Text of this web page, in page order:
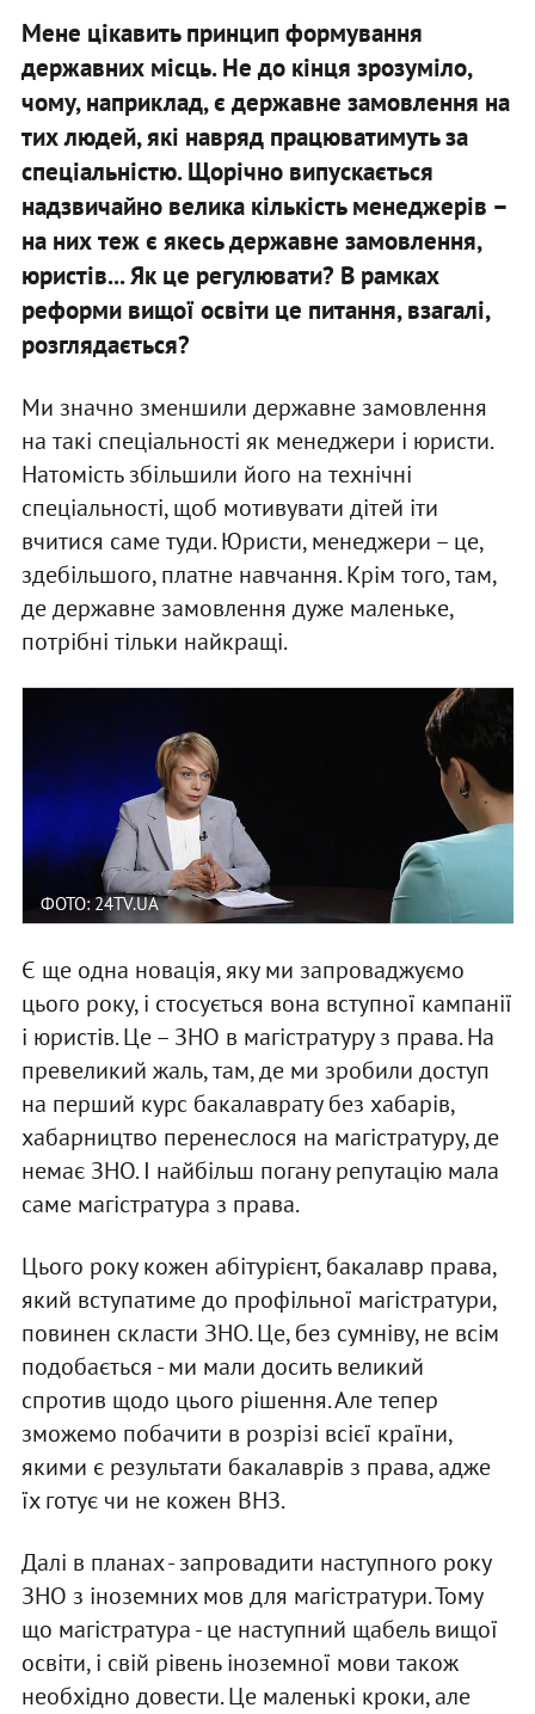
Мене цікавить принцип формування
державних місць. Не до кінця зрозуміло,
чому, наприклад, є державне замовлення на
тих людей, які навряд працюватимуть за
спеціальністю. Щорічно випускається
надзвичайно велика кількість менеджерів –
на них теж є якесь державне замовлення,
юристів... Як це регулювати? В рамках
реформи вищої освіти це питання, взагалі,
розглядається?
Ми значно зменшили державне замовлення
на такі спеціальності як менеджери і юристи.
Натомість збільшили його на технічні
спеціальності, щоб мотивувати дітей іти
вчитися саме туди. Юристи, менеджери – це,
здебільшого, платне навчання. Крім того, там,
де державне замовлення дуже маленьке,
потрібні тільки найкращі.
ФОТО: 24TV.UA
Є ще одна новація, яку ми запроваджуємо
цього року, і стосується вона вступної кампанії
і юристів. Це – ЗНО в магістратуру з права. На
превеликий жаль, там, де ми зробили доступ
на перший курс бакалаврату без хабарів,
хабарництво перенеслося на магістратуру, де
немає ЗНО. І найбільш погану репутацію мала
саме магістратура з права.
Цього року кожен абітурієнт, бакалавр права,
який вступатиме до профільної магістратури,
повинен скласти ЗНО. Це, без сумніву, не всім
подобається - ми мали досить великий
спротив щодо цього рішення. Але тепер
зможемо побачити в розрізі всієї країни,
якими є результати бакалаврів з права, адже
їх готує чи не кожен ВНЗ.
Далі в планах - запровадити наступного року
ЗНО з іноземних мов для магістратури. Тому
що магістратура - це наступний щабель вищої
освіти, і свій рівень іноземної мови також
необхідно довести. Це маленькі кроки, але